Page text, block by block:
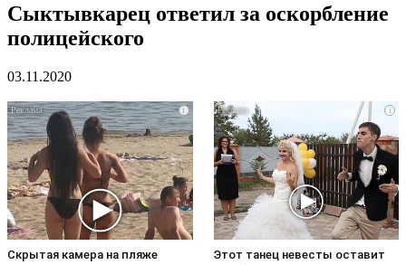
Сыктывкарец ответил за оскорбление
полицейского
03.11.2020
i
Скрытая камера на пляже
i
Этот танец невесты оставит